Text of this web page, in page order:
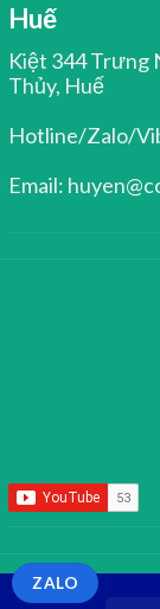
Huế
Kiệt 344 Trưng
Thủy, Huế
Hotline/Zalo/
Email:
ZALO